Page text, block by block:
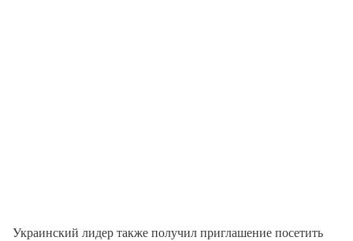
Украинский лидер также получил приглашение посетить